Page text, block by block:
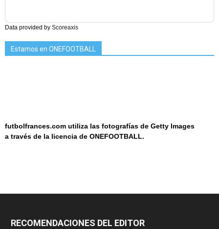
Data provided by Scoreaxis
Estamos en ONEFOOTBALL
futbolfrances.com utiliza las fotografías de Getty Images
a través de la licencia de ONEFOOTBALL.
RECOMENDACIONES DEL EDITOR